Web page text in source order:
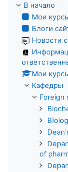
В начало
Мои
Блоги
Новости
Мои
Кафедры
Foreign
of